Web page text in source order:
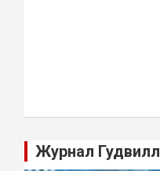
Журнал Гудвилл